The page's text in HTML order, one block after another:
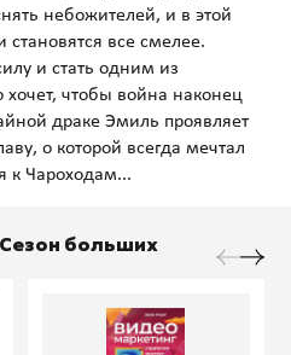
небожителей, и в этой
становятся все смелее.
и стать одним из
чтобы война наконец
драке Эмиль проявляет
о которой всегда мечтал
больших